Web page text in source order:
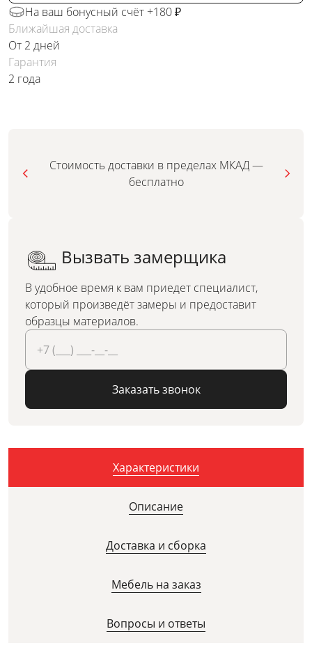
На ваш бонусный счёт +180 ₽
Ближайшая доставка
От 2 дней
Гарантия
2 года
Стоимость доставки в пределах МКАД —
бесплатно
Вызвать замерщика
В удобное время к вам приедет специалист,
который произведёт замеры и предоставит
образцы материалов.
Заказать звонок
Характеристики
Описание
Доставка и сборка
Мебель на заказ
Вопросы и ответы